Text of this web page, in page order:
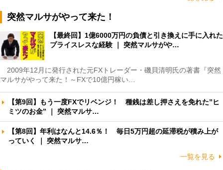
突然マルサがやって来た！
【最終回】1億6000万円の負債と引き換えに手に入れた
プライスレスな経験 ｜ 突然マルサがや…
2009年12月に発行された元FXトレーダー・磯貝清明氏の著書『突然
マルサがやって来た！～FXで10億円稼い…
【第9回】もう一度FXでリベンジ！ 種銭は差し押さえを免れた”ヒ
ミツのお金” ｜ 突然マルサ…
【第8回】年利はなんと14.6％！ 毎日5万円超の延滞税が積み上が
っていく ｜ 突然マルサ…
一覧を見る